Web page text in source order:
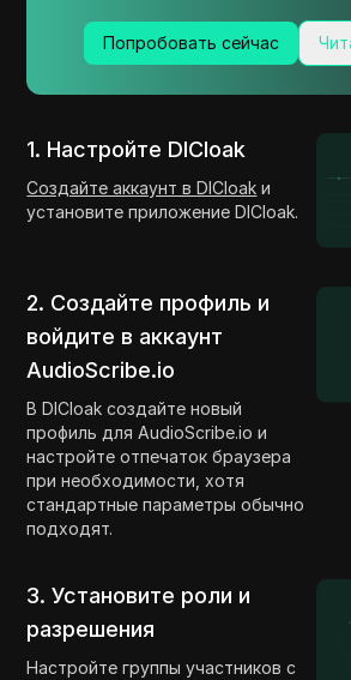
Попробовать сейчас
1. Настройте DICloak
Создайте аккаунт в DICloak и
установите приложение DICloak.
2. Создайте профиль и
войдите в аккаунт
AudioScribe.io
В DICloak создайте новый
профиль для AudioScribe.io и
настройте отпечаток браузера
при необходимости, хотя
стандартные параметры обычно
подходят.
3. Установите роли и
разрешения
Настройте группы участников с